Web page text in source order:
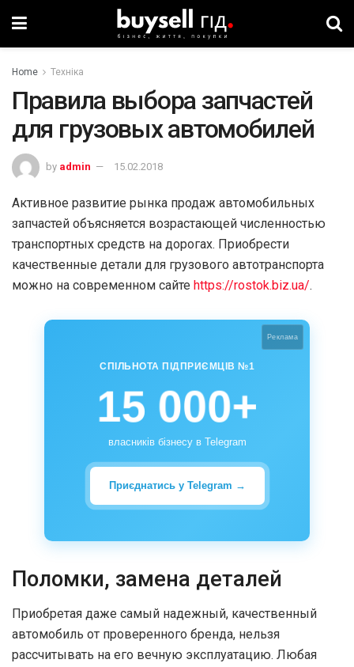
Home Техніка
Правила выбора запчастей
для грузовых автомобилей
by admin 15.02.2018
Активное развитие рынка продаж автомобильных
запчастей объясняется возрастающей численностью
транспортных средств на дорогах. Приобрести
качественные детали для грузового автотранспорта
можно на современном сайте https://rostok.biz.ua/.
Реклама
СПІЛЬНОТА ПІДПРИЄМЦІВ №1
15 000+
власників бізнесу в Telegram
Приєднатись у Telegram →
Поломки, замена деталей
Приобретая даже самый надежный, качественный
автомобиль от проверенного бренда, нельзя
рассчитывать на его вечную эксплуатацию. Любая